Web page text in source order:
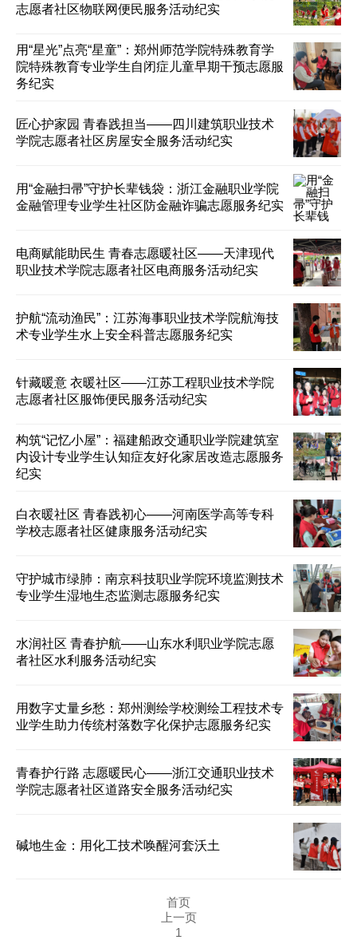
志愿者社区物联网便民服务活动纪实
用“星光”点亮“星童”：郑州师范学院特殊教育学
院特殊教育专业学生自闭症儿童早期干预志愿服
务纪实
匠心护家园 青春践担当——四川建筑职业技术
学院志愿者社区房屋安全服务活动纪实
用“金融扫帚”守护长辈钱袋：浙江金融职业学院
金融管理专业学生社区防金融诈骗志愿服务纪实
电商赋能助民生 青春志愿暖社区——天津现代
职业技术学院志愿者社区电商服务活动纪实
护航“流动渔民”：江苏海事职业技术学院航海技
术专业学生水上安全科普志愿服务纪实
针藏暖意 衣暖社区——江苏工程职业技术学院
志愿者社区服饰便民服务活动纪实
构筑“记忆小屋”：福建船政交通职业学院建筑室
内设计专业学生认知症友好化家居改造志愿服务
纪实
白衣暖社区 青春践初心——河南医学高等专科
学校志愿者社区健康服务活动纪实
守护城市绿肺：南京科技职业学院环境监测技术
专业学生湿地生态监测志愿服务纪实
水润社区 青春护航——山东水利职业学院志愿
者社区水利服务活动纪实
用数字丈量乡愁：郑州测绘学校测绘工程技术专
业学生助力传统村落数字化保护志愿服务纪实
青春护行路 志愿暖民心——浙江交通职业技术
学院志愿者社区道路安全服务活动纪实
碱地生金：用化工技术唤醒河套沃土
首页
上一页
1